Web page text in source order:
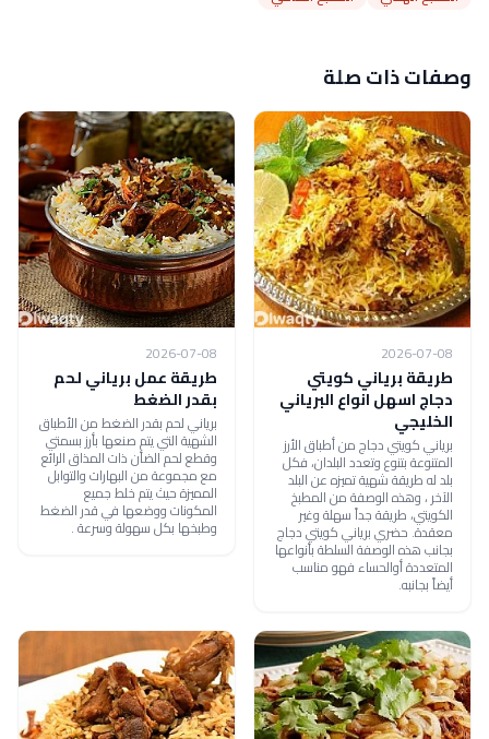
وصفات ذات صلة
2026-07-08
طريقة برياني كويتي
دجاج اسهل انواع البرياني
الخليجي
برياني كويتي دجاج من أطباق الأرز
المتنوعة بتنوع وتعدد البلدان، فكل
بلد له طريقة شهية تميزه عن البلد
الآخر ، وهذه الوصفة من المطبخ
الكويتي، طريقة جداً سهلة وغير
معقدة. حضري برياني كويتي دجاج
بجانب هذه الوصفة السلطة بأنواعها
المتعددة أوالحساء فهو مناسب
أيضاً بجانبه.
2026-07-08
طريقة عمل برياني لحم
بقدر الضغط
برياني لحم بقدر الضغط من الأطباق
الشهية التي يتم صنعها بأرز بسمتي
وقطع لحم الضأن ذات المذاق الرائع
مع مجموعة من البهارات والتوابل
المميزة حيث يتم خلط جميع
المكونات ووضعها في قدر الضغط
وطبخها بكل سهولة وسرعة .